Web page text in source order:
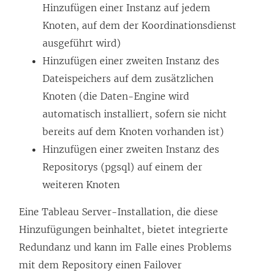
Hinzufügen einer Instanz auf jedem
Knoten, auf dem der Koordinationsdienst
ausgeführt wird)
Hinzufügen einer zweiten Instanz des
Dateispeichers auf dem zusätzlichen
Knoten (die Daten-Engine wird
automatisch installiert, sofern sie nicht
bereits auf dem Knoten vorhanden ist)
Hinzufügen einer zweiten Instanz des
Repositorys (pgsql) auf einem der
weiteren Knoten
Eine Tableau Server-Installation, die diese
Hinzufügungen beinhaltet, bietet integrierte
Redundanz und kann im Falle eines Problems
mit dem Repository einen Failover